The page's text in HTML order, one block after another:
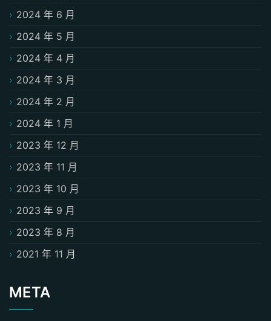
2024 年 6 月
2024 年 5 月
2024 年 4 月
2024 年 3 月
2024 年 2 月
2024 年 1 月
2023 年 12 月
2023 年 11 月
2023 年 10 月
2023 年 9 月
2023 年 8 月
2021 年 11 月
META